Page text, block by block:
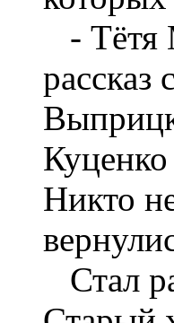
- Тётя
Никто
Стал